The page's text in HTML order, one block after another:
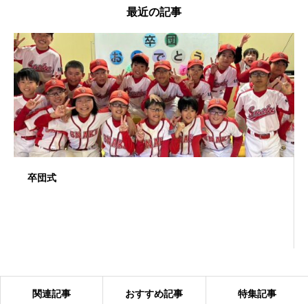
最近の記事
卒団式
関連記事 おすすめ記事 特集記事